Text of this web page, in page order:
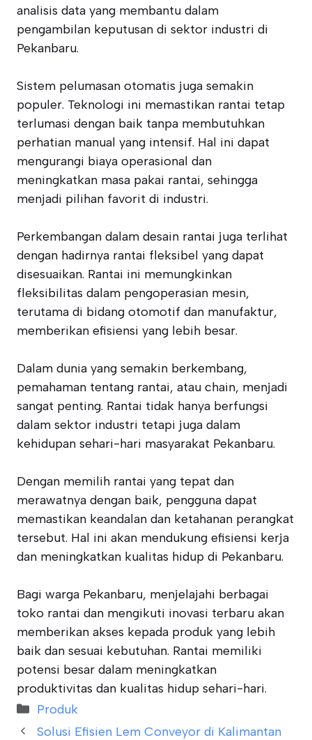
analisis data yang membantu dalam
pengambilan keputusan di sektor industri di
Pekanbaru.
Sistem pelumasan otomatis juga semakin
populer. Teknologi ini memastikan rantai tetap
terlumasi dengan baik tanpa membutuhkan
perhatian manual yang intensif. Hal ini dapat
mengurangi biaya operasional dan
meningkatkan masa pakai rantai, sehingga
menjadi pilihan favorit di industri.
Perkembangan dalam desain rantai juga terlihat
dengan hadirnya rantai fleksibel yang dapat
disesuaikan. Rantai ini memungkinkan
fleksibilitas dalam pengoperasian mesin,
terutama di bidang otomotif dan manufaktur,
memberikan efisiensi yang lebih besar.
Dalam dunia yang semakin berkembang,
pemahaman tentang rantai, atau chain, menjadi
sangat penting. Rantai tidak hanya berfungsi
dalam sektor industri tetapi juga dalam
kehidupan sehari-hari masyarakat Pekanbaru.
Dengan memilih rantai yang tepat dan
merawatnya dengan baik, pengguna dapat
memastikan keandalan dan ketahanan perangkat
tersebut. Hal ini akan mendukung efisiensi kerja
dan meningkatkan kualitas hidup di Pekanbaru.
Bagi warga Pekanbaru, menjelajahi berbagai
toko rantai dan mengikuti inovasi terbaru akan
memberikan akses kepada produk yang lebih
baik dan sesuai kebutuhan. Rantai memiliki
potensi besar dalam meningkatkan
produktivitas dan kualitas hidup sehari-hari.
Categories
Produk
Solusi Efisien Lem Conveyor di Kalimantan